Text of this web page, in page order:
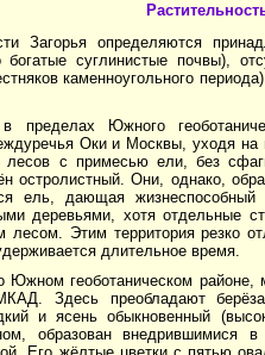
Загорья определяются
богатые суглинистые почвы),
каменноугольного
пределах Южного
Оки и Москвы, уходя
лесов с примесью ели, без
остролистный. Они, однако,
ель, дающая жизнеспособный
деревьями, хотя отдельные
Этим территория резко
длительное время.
Южном геоботаническом районе,
Здесь преобладают
и ясень обыкновенный
образован